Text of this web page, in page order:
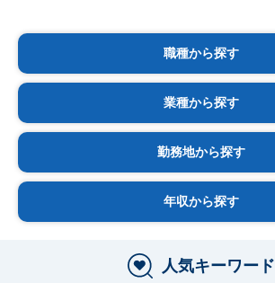
職種から探す
業種から探す
勤務地から探す
年収から探す
人気キーワード